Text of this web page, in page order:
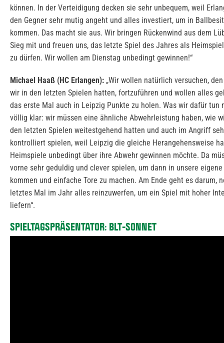
können. In der Verteidigung decken sie sehr unbequem, weil
den Gegner sehr mutig angeht und alles investiert, um in
kommen. Das macht sie aus. Wir bringen Rückenwind aus dem
Sieg mit und freuen uns, das letzte Spiel des Jahres als
zu dürfen. Wir wollen am Dienstag unbedingt gewinnen!“
Michael Haaß (HC Erlangen): „Wir wollen natürlich versuchen,
wir in den letzten Spielen hatten, fortzuführen und wollen alles
das erste Mal auch in Leipzig Punkte zu holen. Was wir dafür tun
völlig klar: wir müssen eine ähnliche Abwehrleistung haben, wie
den letzten Spielen weitestgehend hatten und auch im Angriff
kontrolliert spielen, weil Leipzig die gleiche Herangehensweise
Heimspiele unbedingt über ihre Abwehr gewinnen möchte. Da
vorne sehr geduldig und clever spielen, um dann in unsere
kommen und einfache Tore zu machen. Am Ende geht es darum,
letztes Mal im Jahr alles reinzuwerfen, um ein Spiel mit hoher
liefern“.
SPIELTAGSPRÄSENTATOR: BLT-SONNET